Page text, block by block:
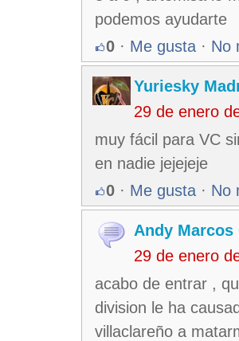
podemos ayudarte
0 · Me gusta · No
Yuriesky
29 de enero
muy fácil para VC
en nadie jejejeje
0 · Me gusta · No
Andy Marcos
29 de enero
acabo de entrar ,
division le ha
villaclareño a